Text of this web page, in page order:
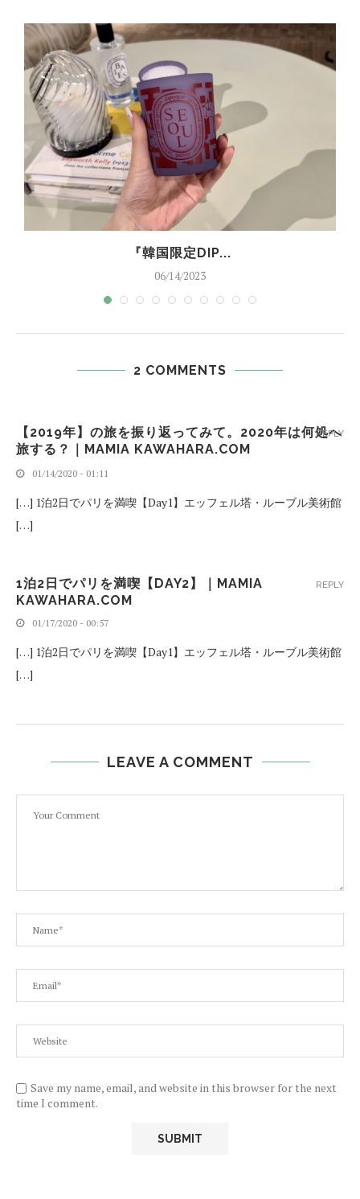
『韓国限定DIP...
06/14/2023
2 COMMENTS
【2019年】の旅を振り返ってみて。2020年は何処へ
旅する？｜MAMIA KAWAHARA.COM
01/14/2020 - 01:11
[…] 1泊2日でパリを満喫【Day1】エッフェル塔・ルーブル美術館
[…]
REPLY
1泊2日でパリを満喫【DAY2】｜MAMIA
KAWAHARA.COM
01/17/2020 - 00:57
[…] 1泊2日でパリを満喫【Day1】エッフェル塔・ルーブル美術館
[…]
REPLY
LEAVE A COMMENT
Save my name, email, and website in this browser for the next
time I comment.